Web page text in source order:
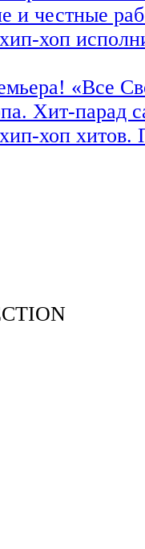
и честные
хоп
«Все
Хит-парад
хоп хитов.